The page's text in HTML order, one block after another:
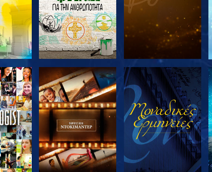
ΤΗ
ΕΞΕΡΕΥΝΗΣΤΕ ΤΗ
ΣΕΙΡΑ
ΕΞΕΡΕΥΝΗΣΤΕ ΤΗ
ΣΕΙΡΑ